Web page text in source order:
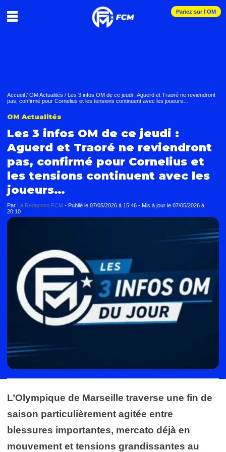
Pariez sur l'OM
Accueil / OM Actualités / Les 3 infos OM de ce jeudi : Aguerd et Traoré ne reviendront
pas, confirmé pour Cornelius et les tensions continuent avec les joueurs…
OM Actualités
Les 3 infos OM de ce jeudi :
Aguerd et Traoré ne reviendront
pas, confirmé pour Cornelius et
les tensions continuent avec les
joueurs…
Par La Redaction FCM - Publié le 07/05/2026 à 15:46 - Mis à jour le 07/05/2026 à
20:10
L’Olympique de Marseille traverse une fin de
saison particulièrement agitée entre
blessures importantes, mercato déjà en
mouvement et tensions grandissantes au